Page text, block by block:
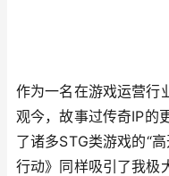
作为一名在游戏运营行
观今，故事过传奇IP的
了诸多STG类游戏的“
行动》同样吸引了我